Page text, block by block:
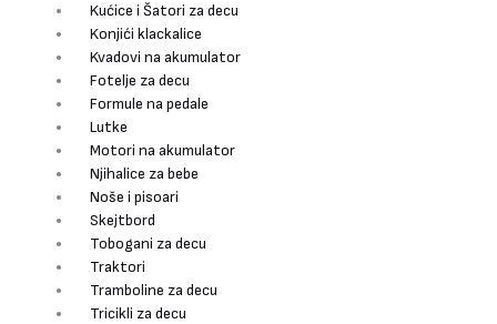
Kućice i Šatori za decu
Konjići klackalice
Kvadovi na akumulator
Fotelje za decu
Formule na pedale
Lutke
Motori na akumulator
Njihalice za bebe
Noše i pisoari
Skejtbord
Tobogani za decu
Traktori
Tramboline za decu
Tricikli za decu